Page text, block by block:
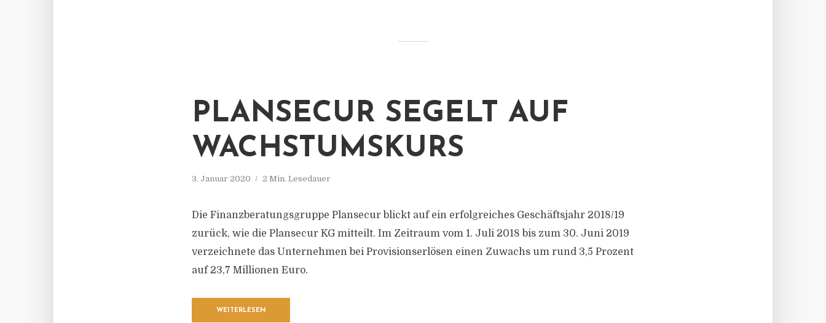
PLANSECUR SEGELT AUF
WACHSTUMSKURS
3. Januar 2020 2 Min. Lesedauer
Die Finanzberatungsgruppe Plansecur blickt auf ein erfolgreiches Geschäftsjahr 2018/19
zurück, wie die Plansecur KG mitteilt. Im Zeitraum vom 1. Juli 2018 bis zum 30. Juni 2019
verzeichnete das Unternehmen bei Provisionserlösen einen Zuwachs um rund 3,5 Prozent
auf 23,7 Millionen Euro.
WEITERLESEN